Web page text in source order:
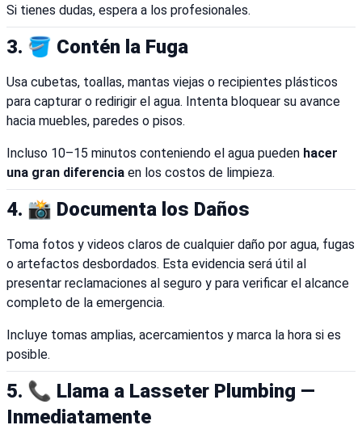
Si tienes dudas, espera a los profesionales.
3. 🪣 Contén la Fuga
Usa cubetas, toallas, mantas viejas o recipientes plásticos
para capturar o redirigir el agua. Intenta bloquear su avance
hacia muebles, paredes o pisos.
Incluso 10–15 minutos conteniendo el agua pueden hacer
una gran diferencia en los costos de limpieza.
4. 📸 Documenta los Daños
Toma fotos y videos claros de cualquier daño por agua, fugas
o artefactos desbordados. Esta evidencia será útil al
presentar reclamaciones al seguro y para verificar el alcance
completo de la emergencia.
Incluye tomas amplias, acercamientos y marca la hora si es
posible.
5. 📞 Llama a Lasseter Plumbing —
Inmediatamente